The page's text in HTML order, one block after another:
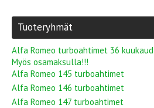
Tuoteryhmät
Alfa Romeo turboahtimet 36
Myös osamaksulla!!!
Alfa Romeo 145 turboahtimet
Alfa Romeo 146 turboahtimet
Alfa Romeo 147 turboahtimet